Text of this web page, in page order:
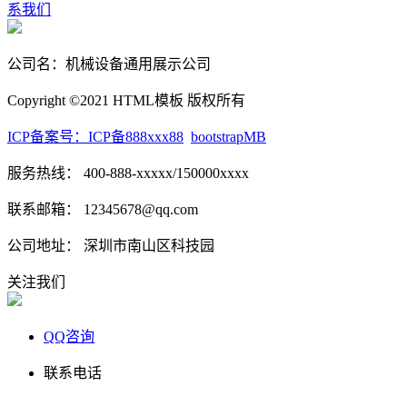
系我们
公司名：机械设备通用展示公司
Copyright ©2021 HTML模板 版权所有
ICP备案号：ICP备888xxx88 bootstrapMB
服务热线： 400-888-xxxxx/150000xxxx
联系邮箱： 12345678@qq.com
公司地址： 深圳市南山区科技园
关注我们
QQ咨询
联系电话